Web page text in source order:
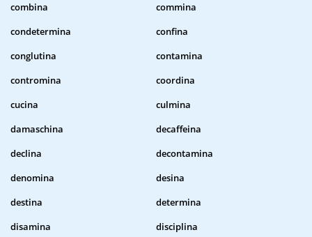
combina
commina
condetermina
confina
conglutina
contamina
contromina
coordina
cucina
culmina
damaschina
decaffeina
declina
decontamina
denomina
desina
destina
determina
disamina
disciplina